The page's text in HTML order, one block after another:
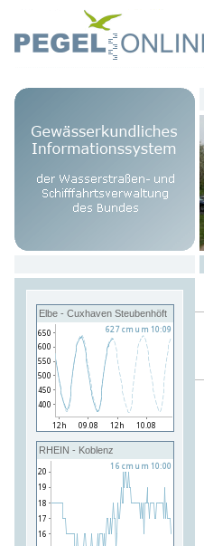
Elbe - Cuxhaven Steubenhöft
RHEIN - Koblenz